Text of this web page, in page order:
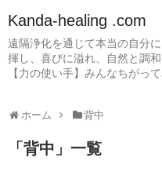
Kanda-healing .com
遠隔浄化を通じて本当の自分
揮し、喜びに溢れ、自然と調
【力の使い手】みんなちが
ホーム 背中
「 背中 」 一覧